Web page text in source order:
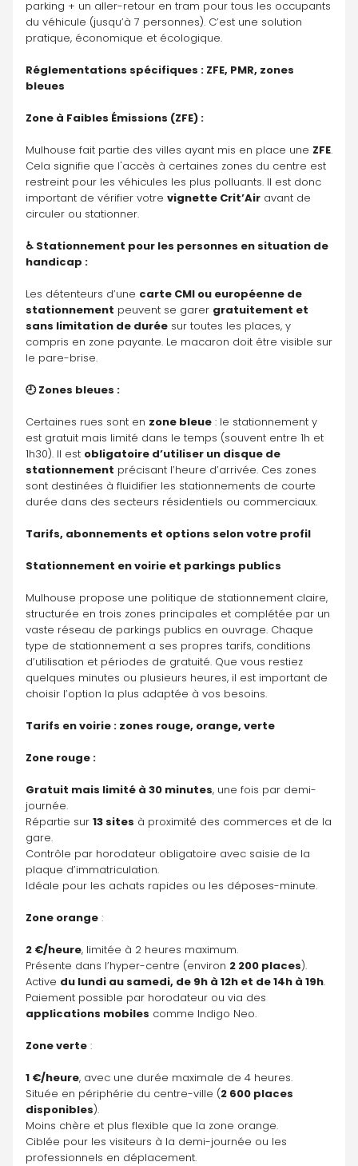
parking + un aller-retour en tram pour tous les occupants
du véhicule (jusqu’à 7 personnes). C’est une solution
pratique, économique et écologique.
Réglementations spécifiques : ZFE, PMR, zones
bleues
Zone à Faibles Émissions (ZFE) :
Mulhouse fait partie des villes ayant mis en place une ZFE.
Cela signifie que l'accès à certaines zones du centre est
restreint pour les véhicules les plus polluants. Il est donc
important de vérifier votre vignette Crit’Air avant de
circuler ou stationner.
♿ Stationnement pour les personnes en situation de
handicap :
Les détenteurs d’une carte CMI ou européenne de
stationnement peuvent se garer gratuitement et
sans limitation de durée sur toutes les places, y
compris en zone payante. Le macaron doit être visible sur
le pare-brise.
🕘 Zones bleues :
Certaines rues sont en zone bleue : le stationnement y
est gratuit mais limité dans le temps (souvent entre 1h et
1h30). Il est obligatoire d’utiliser un disque de
stationnement précisant l’heure d’arrivée. Ces zones
sont destinées à fluidifier les stationnements de courte
durée dans des secteurs résidentiels ou commerciaux.
Tarifs, abonnements et options selon votre profil
Stationnement en voirie et parkings publics
Mulhouse propose une politique de stationnement claire,
structurée en trois zones principales et complétée par un
vaste réseau de parkings publics en ouvrage. Chaque
type de stationnement a ses propres tarifs, conditions
d’utilisation et périodes de gratuité. Que vous restiez
quelques minutes ou plusieurs heures, il est important de
choisir l’option la plus adaptée à vos besoins.
Tarifs en voirie : zones rouge, orange, verte
Zone rouge :
Gratuit mais limité à 30 minutes, une fois par demi-
journée.
Répartie sur 13 sites à proximité des commerces et de la
gare.
Contrôle par horodateur obligatoire avec saisie de la
plaque d’immatriculation.
Idéale pour les achats rapides ou les déposes-minute.
Zone orange :
2 €/heure, limitée à 2 heures maximum.
Présente dans l’hyper-centre (environ 2 200 places).
Active du lundi au samedi, de 9h à 12h et de 14h à 19h.
applications mobiles comme Indigo Neo.
Zone verte :
1 €/heure, avec une durée maximale de 4 heures.
Située en périphérie du centre-ville (2 600 places
disponibles).
Moins chère et plus flexible que la zone orange.
Ciblée pour les visiteurs à la demi-journée ou les
professionnels en déplacement.